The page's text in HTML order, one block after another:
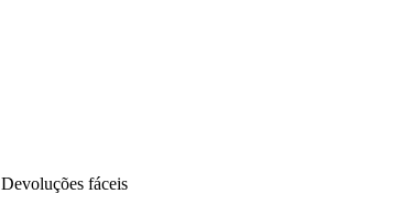
Devoluções fáceis